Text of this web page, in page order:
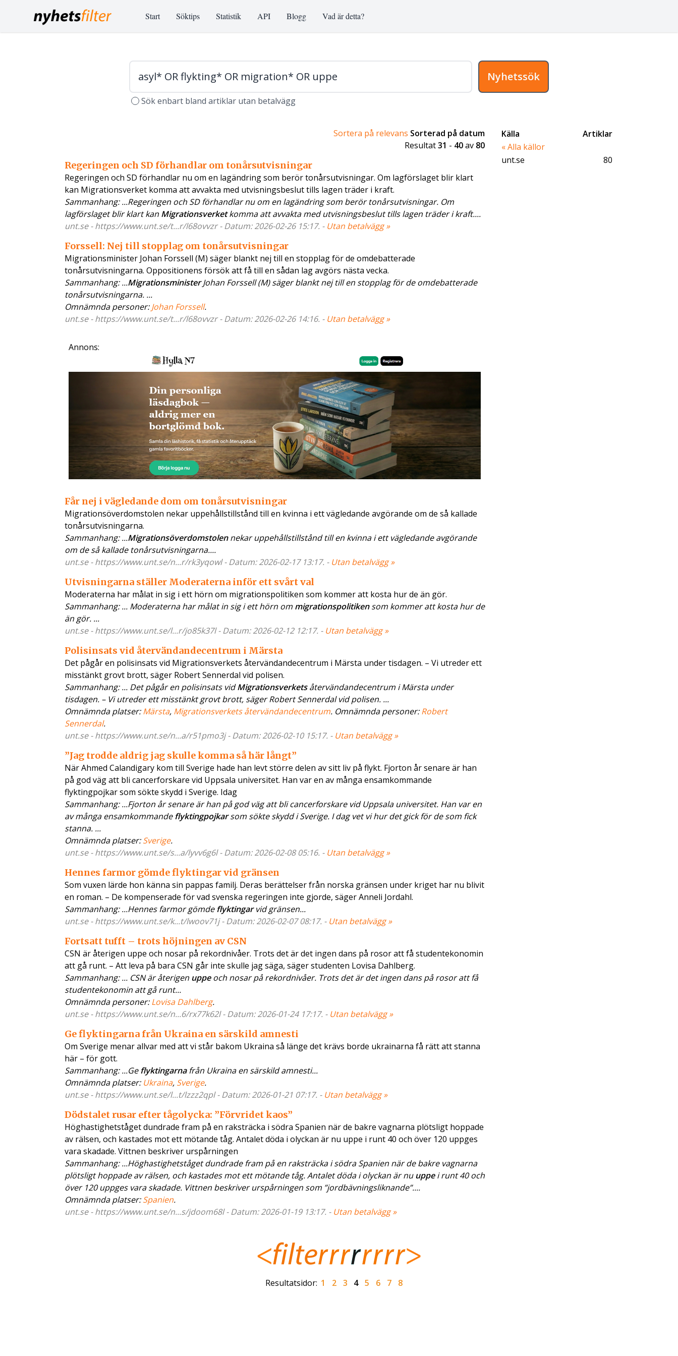
Start Söktips Statistik API Blogg Vad är detta?
Nyhetssök
Sök enbart bland artiklar utan betalvägg
Sortera på relevans Sorterad på datum
Resultat31 - 40av 80
Regeringen och SD förhandlar om tonårsutvisningar
Regeringen och SD förhandlar nu om en lagändring som berör tonårsutvisningar. Om lagförslaget blir klart
kan Migrationsverket komma att avvakta med utvisningsbeslut tills lagen träder i kraft.
Sammanhang: ...Regeringen och SD förhandlar nu om en lagändring som berör tonårsutvisningar. Om
lagförslaget blir klart kan Migrationsverketkomma att avvakta med utvisningsbeslut tills lagen träder i kraft....
unt.se - https://www.unt.se/t...r/l68ovvzr - Datum: 2026-02-26 15:17. - Utan betalvägg »
Forssell: Nej till stopplag om tonårsutvisningar
Migrationsminister Johan Forssell (M) säger blankt nej till en stopplag för de omdebatterade
tonårsutvisningarna. Oppositionens försök att få till en sådan lag avgörs nästa vecka.
Sammanhang: ...MigrationsministerJohan Forssell (M) säger blankt nej till en stopplag för de omdebatterade
tonårsutvisningarna. ...
Omnämnda personer:Johan Forssell.
unt.se - https://www.unt.se/t...r/l68ovvzr - Datum: 2026-02-26 14:16. - Utan betalvägg »
Annons:
Får nej i vägledande dom om tonårsutvisningar
Migrationsöverdomstolen nekar uppehållstillstånd till en kvinna i ett vägledande avgörande om de så kallade
tonårsutvisningarna.
Sammanhang: ...Migrationsöverdomstolennekar uppehållstillstånd till en kvinna i ett vägledande avgörande
om de så kallade tonårsutvisningarna....
unt.se - https://www.unt.se/n...r/rk3yqowl - Datum: 2026-02-17 13:17. - Utan betalvägg »
Utvisningarna ställer Moderaterna inför ett svårt val
Moderaterna har målat in sig i ett hörn om migrationspolitiken som kommer att kosta hur de än gör.
Sammanhang: ... Moderaterna har målat in sig i ett hörn om migrationspolitikensom kommer att kosta hur de
än gör. ...
unt.se - https://www.unt.se/l...r/jo85k37l - Datum: 2026-02-12 12:17. - Utan betalvägg »
Polisinsats vid återvändandecentrum i Märsta
Det pågår en polisinsats vid Migrationsverkets återvändandecentrum i Märsta under tisdagen. – Vi utreder ett
misstänkt grovt brott, säger Robert Sennerdal vid polisen.
Sammanhang: ... Det pågår en polisinsats vidMigrationsverketsåtervändandecentrum i Märsta under
tisdagen. – Vi utreder ett misstänkt grovt brott, säger Robert Sennerdal vid polisen. ...
Omnämnda platser:Märsta, Migrationsverkets återvändandecentrum. Omnämnda personer:Robert
Sennerdal.
unt.se - https://www.unt.se/n...a/r51pmo3j - Datum: 2026-02-10 15:17. - Utan betalvägg »
”Jag trodde aldrig jag skulle komma så här långt”
När Ahmed Calandigary kom till Sverige hade han levt större delen av sitt liv på flykt. Fjorton år senare är han
på god väg att bli cancerforskare vid Uppsala universitet. Han var en av många ensamkommande
flyktingpojkar som sökte skydd i Sverige. Idag
Sammanhang: ...Fjorton år senare är han på god väg att bli cancerforskare vid Uppsala universitet. Han var en
av många ensamkommandeflyktingpojkarsom sökte skydd i Sverige. I dag vet vi hur det gick för de som fick
stanna. ...
Omnämnda platser:Sverige.
unt.se - https://www.unt.se/s...a/lyvv6g6l - Datum: 2026-02-08 05:16. - Utan betalvägg »
Hennes farmor gömde flyktingar vid gränsen
Som vuxen lärde hon känna sin pappas familj. Deras berättelser från norska gränsen under kriget har nu blivit
en roman. – De kompenserade för vad svenska regeringen inte gjorde, säger Anneli Jordahl.
Sammanhang: ...Hennes farmor gömdeflyktingarvid gränsen...
unt.se - https://www.unt.se/k...t/lwoov71j - Datum: 2026-02-07 08:17. - Utan betalvägg »
Fortsatt tufft – trots höjningen av CSN
CSN är återigen uppe och nosar på rekordnivåer. Trots det är det ingen dans på rosor att få studentekonomin
att gå runt. – Att leva på bara CSN går inte skulle jag säga, säger studenten Lovisa Dahlberg.
Sammanhang: ... CSN är återigen uppeoch nosar på rekordnivåer. Trots det är det ingen dans på rosor att få
studentekonomin att gå runt...
Omnämnda personer:Lovisa Dahlberg.
unt.se - https://www.unt.se/n...6/rx77k62l - Datum: 2026-01-24 17:17. - Utan betalvägg »
Ge flyktingarna från Ukraina en särskild amnesti
Om Sverige menar allvar med att vi står bakom Ukraina så länge det krävs borde ukrainarna få rätt att stanna
här – för gott.
Sammanhang: ...Geflyktingarnafrån Ukraina en särskild amnesti...
Omnämnda platser: Ukraina, Sverige.
unt.se - https://www.unt.se/l...t/lzzz2qpl - Datum: 2026-01-21 07:17. - Utan betalvägg »
Dödstalet rusar efter tågolycka: ”Förvridet kaos”
Höghastighetståget dundrade fram på en raksträcka i södra Spanien när de bakre vagnarna plötsligt hoppade
av rälsen, och kastades mot ett mötande tåg. Antalet döda i olyckan är nu uppe i runt 40 och över 120 uppges
vara skadade. Vittnen beskriver urspårningen
Sammanhang: ...Höghastighetståget dundrade fram på en raksträcka i södra Spanien när de bakre vagnarna
plötsligt hoppade av rälsen, och kastades mot ett mötande tåg. Antalet döda i olyckan är nuuppei runt 40 och
över 120 uppges vara skadade. Vittnen beskriver urspårningen som ”jordbävningsliknande”....
Omnämnda platser:Spanien.
unt.se - https://www.unt.se/n...s/jdoom68l - Datum: 2026-01-19 13:17. - Utan betalvägg »
Källa
Artiklar
« Alla källor
unt.se
80
Resultatsidor: 1 2 3 4 5 6 7 8